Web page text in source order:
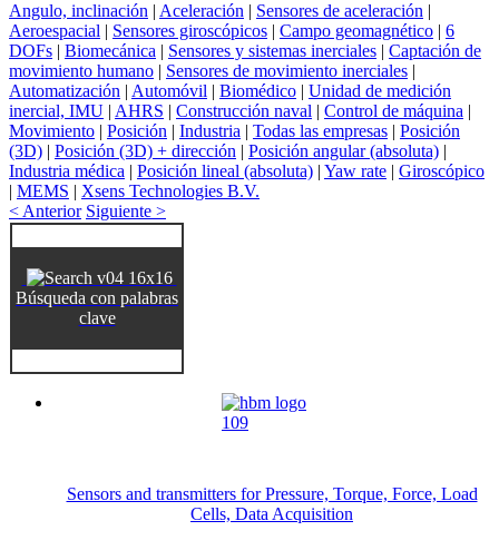
Angulo, inclinación | Aceleración | Sensores de aceleración |
Aeroespacial | Sensores giroscópicos | Campo geomagnético | 6
DOFs | Biomecánica | Sensores y sistemas inerciales | Captación de
movimiento humano | Sensores de movimiento inerciales |
Automatización | Automóvil | Biomédico | Unidad de medición
inercial, IMU | AHRS | Construcción naval | Control de máquina |
Movimiento | Posición | Industria | Todas las empresas | Posición
(3D) | Posición (3D) + dirección | Posición angular (absoluta) |
Industria médica | Posición lineal (absoluta) | Yaw rate | Giroscópico
| MEMS | Xsens Technologies B.V.
< Anterior Siguiente >
Búsqueda con palabras
clave
Sensors and transmitters for Pressure, Torque, Force, Load
Cells, Data Acquisition